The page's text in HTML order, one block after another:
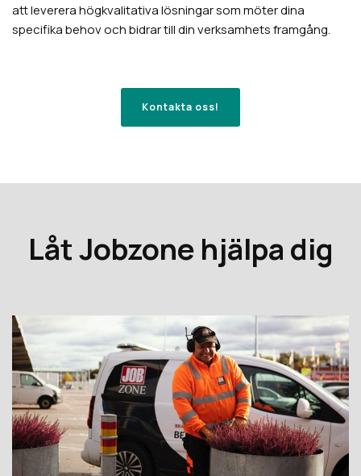
att leverera högkvalitativa lösningar som möter dina
specifika behov och bidrar till din verksamhets framgång.
Kontakta oss!
Låt Jobzone hjälpa dig